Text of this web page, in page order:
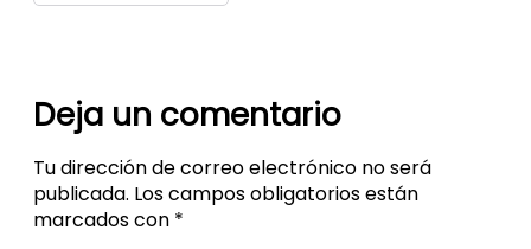
Deja un comentario
Tu dirección de correo electrónico no será
publicada. Los campos obligatorios están
marcados con *